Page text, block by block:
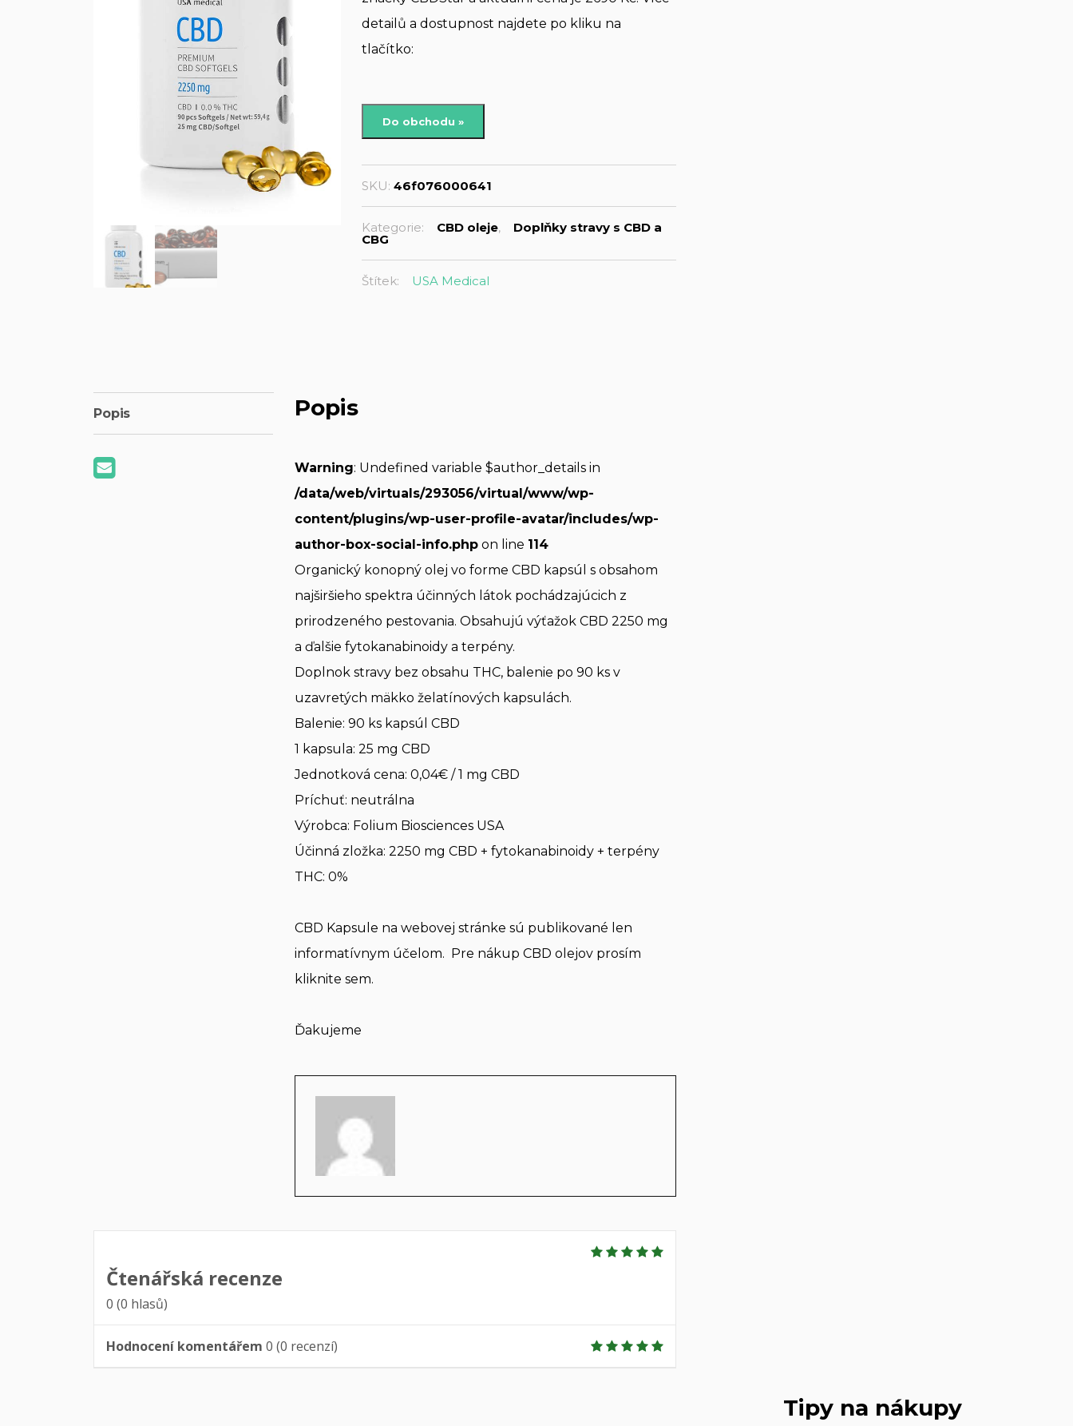
detailů a dostupnost najdete po kliku na
tlačítko:
Do obchodu »
SKU:46f076000641
Kategorie: CBD oleje, Doplňky stravy s CBD a
CBG
Štítek: USA Medical
Popis Popis
Warning: Undefined variable $author_details in
/data/web/virtuals/293056/virtual/www/wp-
content/plugins/wp-user-profile-avatar/includes/wp-
author-box-social-info.php on line 114
Organický konopný olej vo forme CBD kapsúl s obsahom
najširšieho spektra účinných látok pochádzajúcich z
prirodzeného pestovania. Obsahujú výťažok CBD 2250 mg
a ďalšie fytokanabinoidy a terpény.
Doplnok stravy bez obsahu THC, balenie po 90 ks v
uzavretých mäkko želatínových kapsulách.
Balenie: 90 ks kapsúl CBD
1 kapsula: 25 mg CBD
Jednotková cena: 0,04€ / 1 mg CBD
Príchuť: neutrálna
Výrobca: Folium Biosciences USA
Účinná zložka: 2250 mg CBD + fytokanabinoidy + terpény
THC: 0%
CBD Kapsule na webovej stránke sú publikované len
informatívnym účelom. Pre nákup CBD olejov prosím
kliknite sem.
Ďakujeme
Čtenářská recenze
0 (0 hlasů)
Hodnocení komentářem 0 (0 recenzí)
Tipy na nákupy